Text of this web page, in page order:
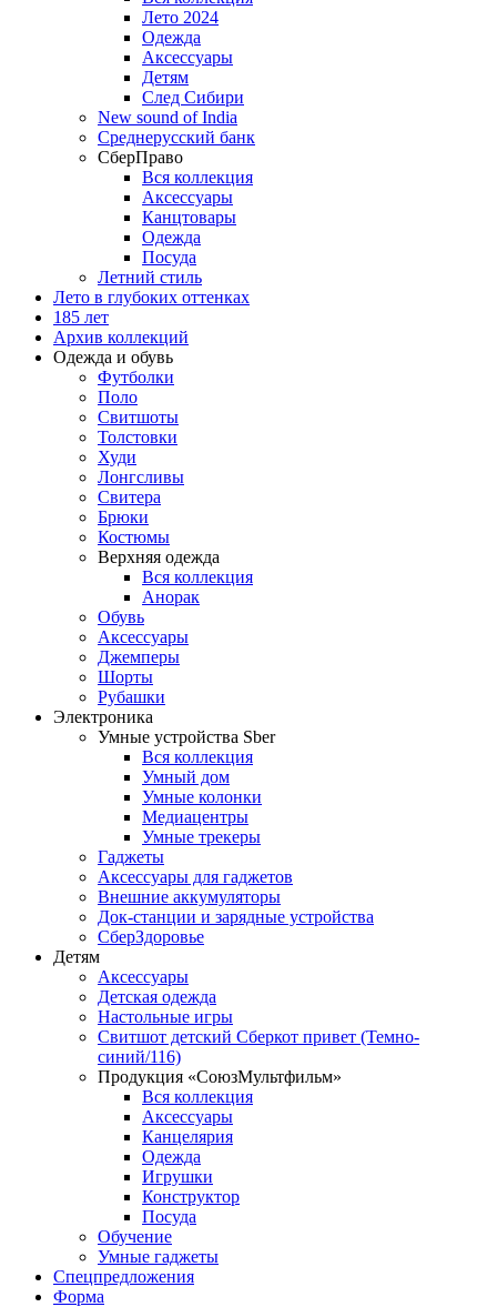
Лето 2024
Одежда
Аксессуары
Детям
След Сибири
New sound of India
Среднерусский банк
СберПраво
Вся коллекция
Аксессуары
Канцтовары
Одежда
Посуда
Летний стиль
Лето в глубоких оттенках
185 лет
Архив коллекций
Одежда и обувь
Футболки
Поло
Свитшоты
Толстовки
Худи
Лонгсливы
Свитера
Брюки
Костюмы
Верхняя одежда
Вся коллекция
Анорак
Обувь
Аксессуары
Джемперы
Шорты
Рубашки
Электроника
Умные устройства Sber
Вся коллекция
Умный дом
Умные колонки
Медиацентры
Умные трекеры
Гаджеты
Аксессуары для гаджетов
Внешние аккумуляторы
Док-станции и зарядные устройства
СберЗдоровье
Детям
Аксессуары
Детская одежда
Настольные игры
Свитшот детский Сберкот привет (Темно-
синий/116)
Продукция «СоюзМультфильм»
Вся коллекция
Аксессуары
Канцелярия
Одежда
Игрушки
Конструктор
Посуда
Обучение
Умные гаджеты
Спецпредложения
Форма